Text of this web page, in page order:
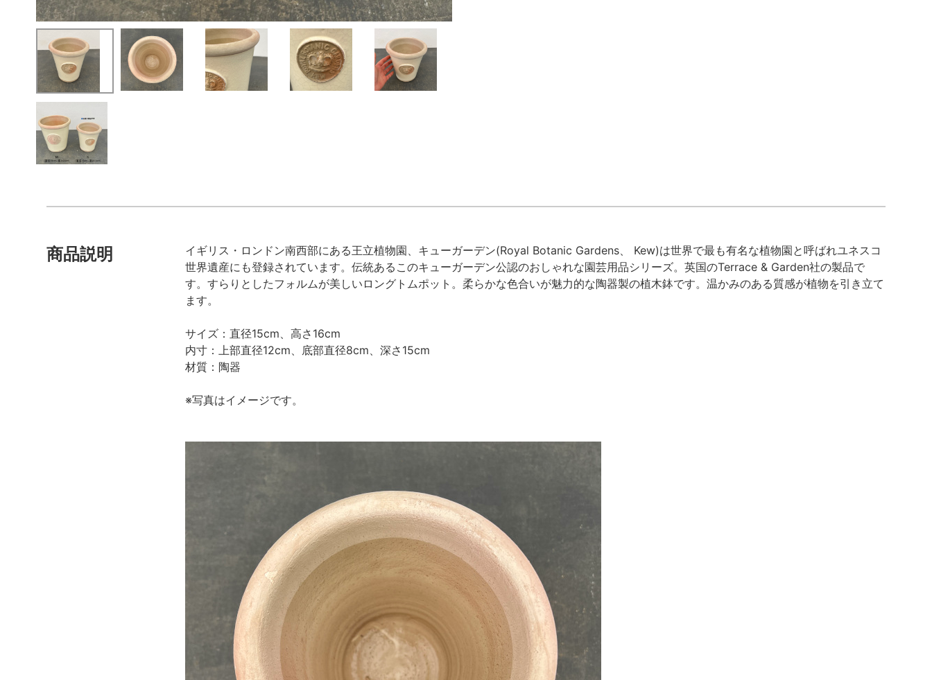
商品説明
イギリス・ロンドン南西部にある王立植物園、キューガーデン(Royal Botanic Gardens、 Kew)は世界で最も有名な植物園と呼ばれユネスコ
世界遺産にも登録されています。伝統あるこのキューガーデン公認のおしゃれな園芸用品シリーズ。英国のTerrace & Garden社の製品で
す。すらりとしたフォルムが美しいロングトムポット。柔らかな色合いが魅力的な陶器製の植木鉢です。温かみのある質感が植物を引き立て
ます。
サイズ：直径15cm、高さ16cm
内寸：上部直径12cm、底部直径8cm、深さ15cm
材質：陶器
※写真はイメージです。